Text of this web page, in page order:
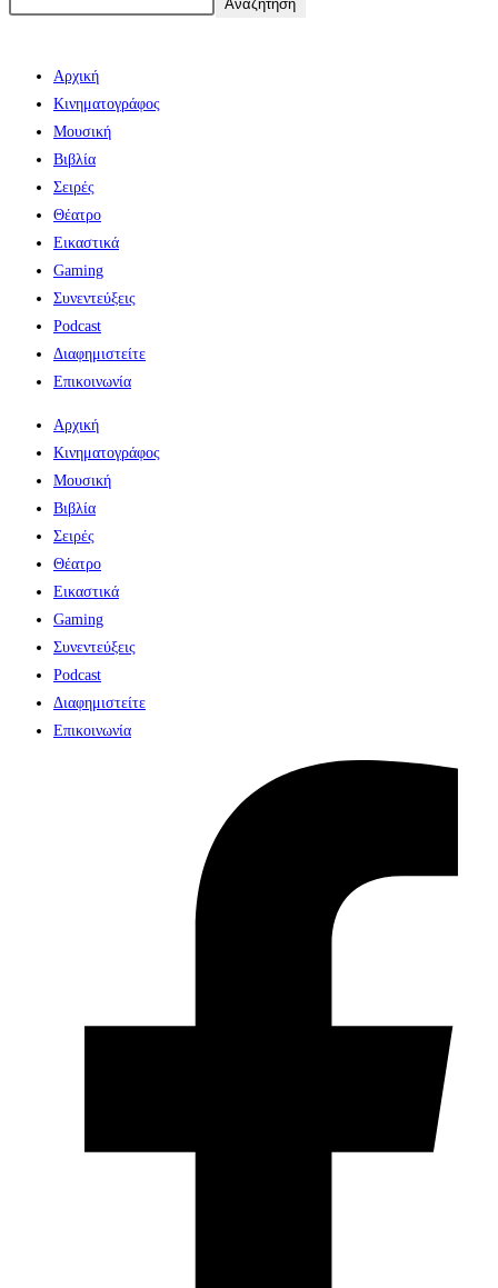
Αναζήτηση
Αρχική
Κινηματογράφος
Μουσική
Βιβλία
Σειρές
Θέατρο
Εικαστικά
Gaming
Συνεντεύξεις
Podcast
Διαφημιστείτε
Επικοινωνία
Αρχική
Κινηματογράφος
Μουσική
Βιβλία
Σειρές
Θέατρο
Εικαστικά
Gaming
Συνεντεύξεις
Podcast
Διαφημιστείτε
Επικοινωνία